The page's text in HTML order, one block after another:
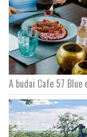
A budai Cafe 57